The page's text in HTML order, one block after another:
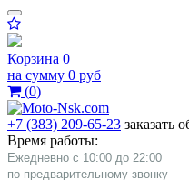
Корзина 0
на сумму 0 руб
(0)
+7 (383) 209-65-23 заказать
Время работы:
Ежедневно с 10:00 до 22:00
​по предварительному звонку